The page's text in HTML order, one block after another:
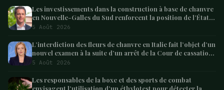
Les investissements dans la construction à base de chanvre
en Nouvelle-Galles du Sud renforcent la position de l’État
en tant que leader australien
5 Août 2026
L’interdiction des fleurs de chanvre en Italie fait l’objet d’un
nouvel examen à la suite d’un arrêt de la Cour de cassation
concernant les saisies
5 Août 2026
Les responsables de la boxe et des sports de combat
envisagent l’utilisation d’un éthylotest pour détecter la